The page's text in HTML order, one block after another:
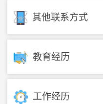
其他联系方式
教育经历
工作经历